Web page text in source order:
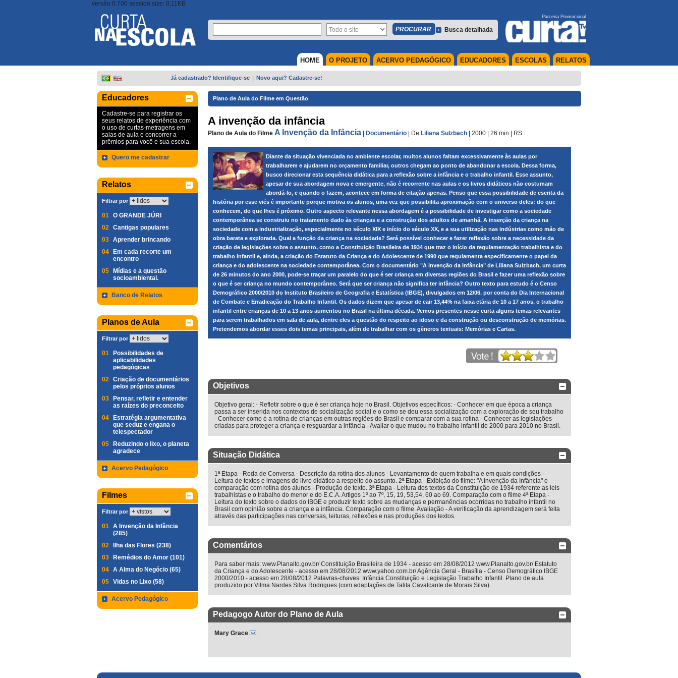
versão 0.700 session size: 0,11KB
Busca detalhada
Parceria Promocional
RELATOS
ESCOLAS
EDUCADORES
ACERVO PEDAGÓGICO
O PROJETO
HOME
Já cadastrado? Identifique-se Novo aqui? Cadastre-se!
Educadores
Cadastre-se para registrar os
seus relatos de experiência com
o uso de curtas-metragens em
salas de aula e concorrer a
prêmios para você e sua escola.
Quero me cadastrar
Relatos
Filtrar por
01 O GRANDE JÚRI
02 Cantigas populares
03 Aprender brincando
04
Em cada recorte um
encontro
05
Mídias e a questão
socioambiental.
Banco de Relatos
Planos de Aula
Filtrar por
01
Possibilidades de
aplicabilidades
pedagógicas
02 Criação de documentários
pelos próprios alunos
03
Pensar, refletir e entender
as raízes do preconceito
04
Estratégia argumentativa
que seduz e engana o
telespectador
05
Reduzindo o lixo, o planeta
agradece
Acervo Pedagógico
Filmes
Filtrar por
01 A Invenção da Infância
(285)
02
Ilha das Flores (238)
03
Remédios do Amor (101)
04 A Alma do Negócio (65)
05 Vidas no Lixo (58)
Acervo Pedagógico
Plano de Aula do Filme em Questão
A invenção da infância
Plano de Aula do Filme A Invenção da Infância Documentário De Liliana Sulzbach | 2000 | 26 min RS
Diante da situação vivenciada no ambiente escolar, muitos alunos faltam excessivamente às aulas por
trabalharem e ajudarem no orçamento familiar, outros chegam ao ponto de abandonar a escola. Dessa forma,
busco direcionar esta sequência didática para a reflexão sobre a infância e o trabalho infantil. Esse assunto,
apesar de sua abordagem nova e emergente, não é recorrente nas aulas e os livros didáticos não costumam
abordá-lo, e quando o fazem, acontece em forma de citação apenas. Penso que essa possibilidade de escrita da
história por esse viés é importante porque motiva os alunos, uma vez que possibilita aproximação com o universo deles: do que
conhecem, do que lhes é próximo. Outro aspecto relevante nessa abordagem é a possibilidade de investigar como a sociedade
contemporânea se construiu no tratamento dado às crianças e a construção dos adultos de amanhã. A inserção da criança na
sociedade com a industrialização, especialmente no século XIX e início do século XX, e a sua utilização nas indústrias como mão de
obra barata e explorada. Qual a função da criança na sociedade? Será possível conhecer e fazer reflexão sobre a necessidade da
criação de legislações sobre o assunto, como a Constituição Brasileira de 1934 que traz o início da regulamentação trabalhista e do
trabalho infantil e, ainda, a criação do Estatuto da Criança e do Adolescente de 1990 que regulamenta especificamente o papel da
criança e do adolescente na sociedade contemporânea. Com o documentário "A invenção da Infância" de Liliana Sulzbach, um curta
de 26 minutos do ano 2000, pode-se traçar um paralelo do que é ser criança em diversas regiões do Brasil e fazer uma reflexão sobre
o que é ser criança no mundo contemporâneo. Será que ser criança não significa ter infância? Outro texto para estudo é o Censo
Demográfico 2000/2010 do Instituto Brasileiro de Geografia e Estatística (IBGE), divulgados em 12/06, por conta do Dia Internacional
de Combate e Erradicação do Trabalho Infantil. Os dados dizem que apesar de cair 13,44% na faixa etária de 10 a 17 anos, o trabalho
infantil entre crianças de 10 a 13 anos aumentou no Brasil na última década. Vemos presentes nesse curta alguns temas relevantes
para serem trabalhados em sala de aula, dentre eles a questão do respeito ao idoso e da construção ou desconstrução de memórias.
Pretendemos abordar esses dois temas principais, além de trabalhar com os gêneros textuais: Memórias e Cartas.
Objetivos
Objetivo geral: - Refletir sobre o que é ser criança hoje no Brasil. Objetivos específicos: - Conhecer em que época a criança
passa a ser inserida nos contextos de socialização social e o como se deu essa socialização com a exploração de seu trabalho
- Conhecer como é a rotina de crianças em outras regiões do Brasil e comparar com a sua rotina - Conhecer as legislações
criadas para proteger a criança e resguardar a infância - Avaliar o que mudou no trabalho infantil de 2000 para 2010 no Brasil.
Situação Didática
1ª Etapa - Roda de Conversa - Descrição da rotina dos alunos - Levantamento de quem trabalha e em quais condições -
Leitura de textos e imagens do livro didático a respeito do assunto. 2ª Etapa - Exibição do filme: "A Invenção da Infância" e
comparação com rotina dos alunos - Produção de texto. 3ª Etapa - Leitura dos textos da Constituição de 1934 referente as leis
trabalhistas e o trabalho do menor e do E.C.A. Artigos 1º ao 7º, 15, 19, 53,54, 60 ao 69. Comparação com o filme 4ª Etapa -
Leitura do texto sobre o dados do IBGE e produzir texto sobre as mudanças e permanências ocorridas no trabalho infantil no
Brasil com opinião sobre a criança e a infância. Comparação com o filme. Avaliação - A verificação da aprendizagem será feita
através das participações nas conversas, leituras, reflexões e nas produções dos textos.
Comentários
Para saber mais: www.Planalto.gov.br/ Constituição Brasileira de 1934 - acesso em 28/08/2012 www.Planalto.gov.br/ Estatuto
da Criança e do Adolescente - acesso em 28/08/2012 www.yahoo.com.br/ Agência Geral - Brasília - Censo Demográfico IBGE
2000/2010 - acesso em 28/08/2012 Palavras-chaves: Infância Constituição e Legislação Trabalho Infantil. Plano de aula
produzido por Vilma Nardes Silva Rodrigues (com adaptações de Talita Cavalcante de Morais Silva).
Pedagogo Autor do Plano de Aula
Mary Grace